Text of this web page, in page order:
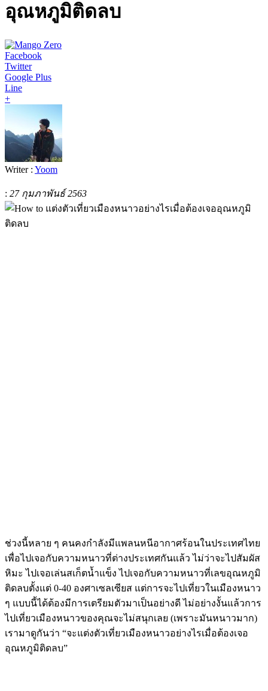
อุณหภูมิติดลบ
Facebook
Twitter
Google Plus
Line
+
Writer : Yoom
: 27 กุมภาพันธ์ 2563
ช่วงนี้หลาย ๆ คนคงกำลังมีแพลนหนีอากาศร้อนในประเทศไทย
เพื่อไปเจอกับความหนาวที่ต่างประเทศกันแล้ว ไม่ว่าจะไปสัมผัส
หิมะ ไปเจอเล่นสเก็ตน้ำแข็ง ไปเจอกับความหนาวที่เลขอุณหภูมิ
ติดลบตั้งแต่ 0-40 องศาเซลเซียส แต่การจะไปเที่ยวในเมืองหนาว
ๆ แบบนี้ได้ต้องมีการเตรียมตัวมาเป็นอย่างดี ไม่อย่างงั้นแล้วการ
ไปเที่ยวเมืองหนาวของคุณจะไม่สนุกเลย (เพราะมันหนาวมาก)
เรามาดูกันว่า “จะแต่งตัวเที่ยวเมืองหนาวอย่างไรเมื่อต้องเจอ
อุณหภูมิติดลบ”